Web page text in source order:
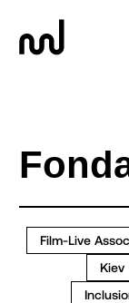
Film-Live
Kiev